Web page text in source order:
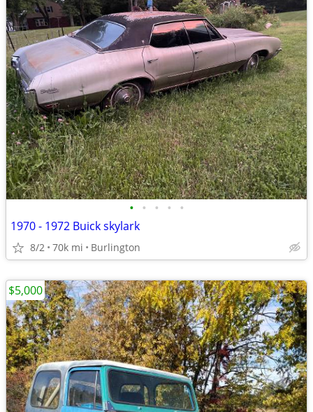
• • • • •
1970 - 1972 Buick skylark
8/2 70k mi Burlington
$5,000